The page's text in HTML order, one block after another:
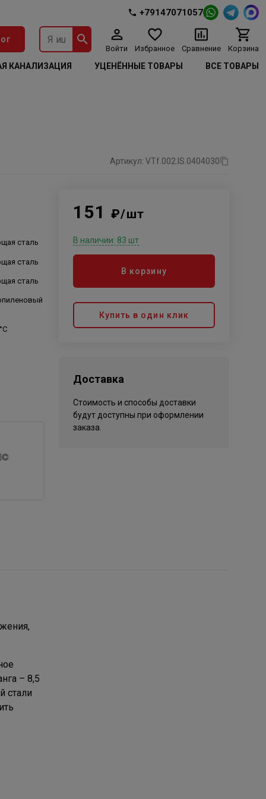
+79147071057
Войти Избранное Сравнение Корзина
КАНАЛИЗАЦИЯ УЦЕНЁННЫЕ ТОВАРЫ ВСЕ ТОВАРЫ
Артикул: VTf.002.IS.0404030
сталь
сталь
сталь
151 ₽/шт
В наличии: 83 шт
В корзину
Купить в один клик
Доставка
Стоимость и способы доставки
будут доступны при оформлении
заказа.
– 8,5
стали